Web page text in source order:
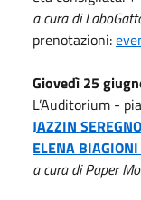
a cura di
prenotazioni:
Giovedì 25
L’Auditorium -
JAZZIN
ELENA
a cura di Paper